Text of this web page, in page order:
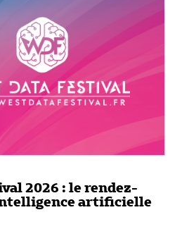
2026 : le rendez-
artificielle